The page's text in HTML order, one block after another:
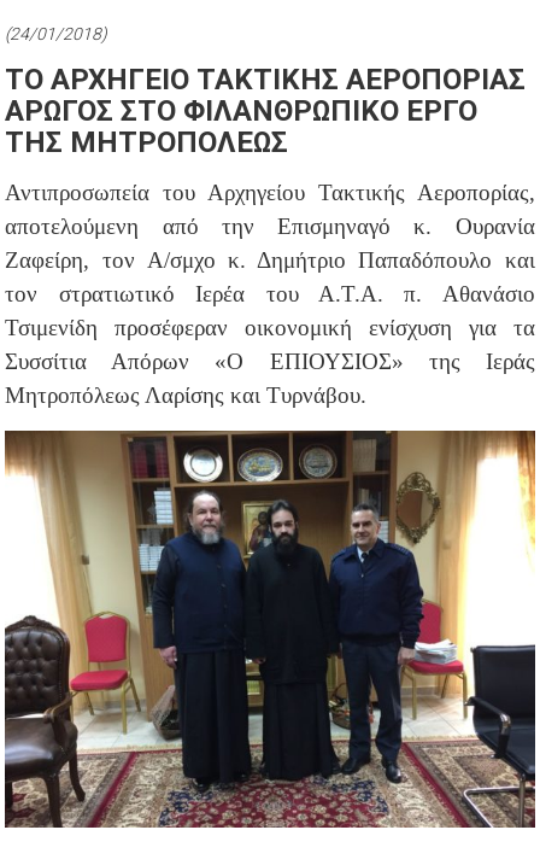
(24/01/2018)
ΤΟ ΑΡΧΗΓΕΙΟ ΤΑΚΤΙΚΗΣ ΑΕΡΟΠΟΡΙΑΣ
ΑΡΩΓΟΣ ΣΤΟ ΦΙΛΑΝΘΡΩΠΙΚΟ ΕΡΓΟ
ΤΗΣ ΜΗΤΡΟΠΟΛΕΩΣ
Αντιπροσωπεία του Αρχηγείου Τακτικής Αεροπορίας,
αποτελούμενη από την Επισμηναγό κ. Ουρανία
Ζαφείρη, τον Α/σμχο κ. Δημήτριο Παπαδόπουλο και
τον στρατιωτικό Ιερέα του Α.Τ.Α. π. Αθανάσιο
Τσιμενίδη προσέφεραν οικονομική ενίσχυση για τα
Συσσίτια Απόρων «Ο ΕΠΙΟΥΣΙΟΣ» της Ιεράς
Μητροπόλεως Λαρίσης και Τυρνάβου.